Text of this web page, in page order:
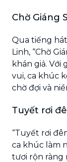
Chờ Giáng
Qua tiếng
Linh, “Chờ
khán giả. Với
vui, ca khúc
chờ đợi và
Tuyết rơi
“Tuyết rơi
ca khúc làm
tươi rộn ràng